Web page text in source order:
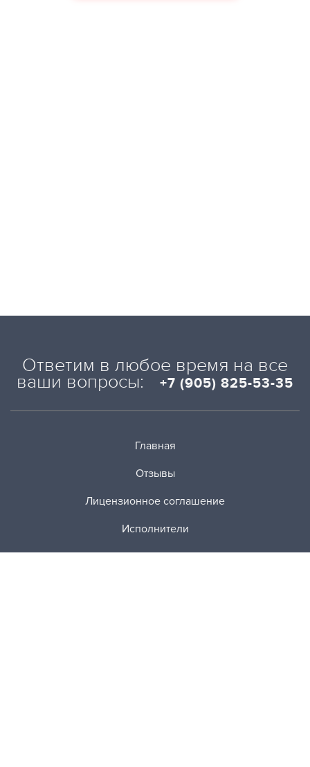
Ответим в любое время на все
ваши вопросы: +7 (905) 825-53-35
Главная
Отзывы
Лицензионное соглашение
Исполнители
Лучшие работы